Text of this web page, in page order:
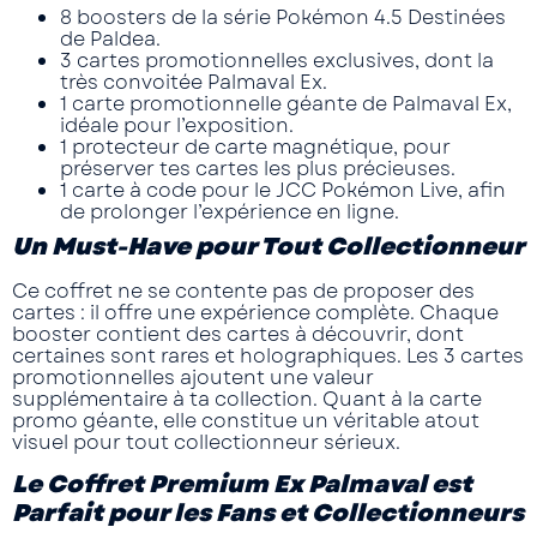
8 boosters de la série Pokémon 4.5 Destinées
de Paldea.
3 cartes promotionnelles exclusives, dont la
très convoitée Palmaval Ex.
1 carte promotionnelle géante de Palmaval Ex,
idéale pour l’exposition.
1 protecteur de carte magnétique, pour
préserver tes cartes les plus précieuses.
1 carte à code pour le JCC Pokémon Live, afin
de prolonger l’expérience en ligne.
Un Must-Have pour Tout Collectionneur
Ce coffret ne se contente pas de proposer des
cartes : il offre une expérience complète. Chaque
booster contient des cartes à découvrir, dont
certaines sont rares et holographiques. Les 3 cartes
promotionnelles ajoutent une valeur
supplémentaire à ta collection. Quant à la carte
promo géante, elle constitue un véritable atout
visuel pour tout collectionneur sérieux.
Le Coffret Premium Ex Palmaval est
Parfait pour les Fans et Collectionneurs